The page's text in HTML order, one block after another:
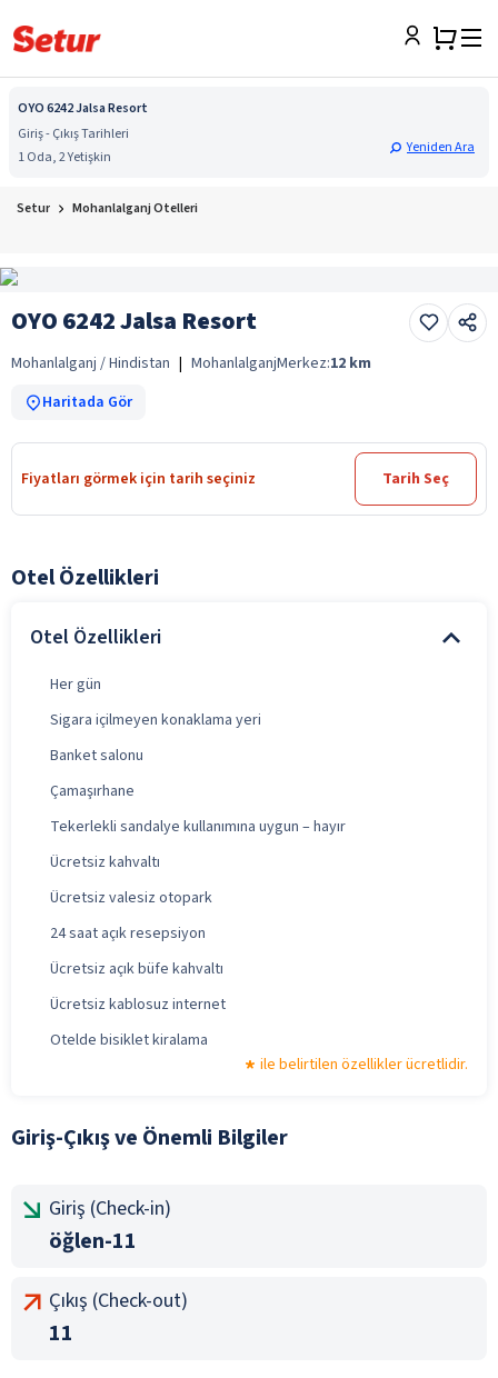
OYO 6242 Jalsa Resort
Giriş - Çıkış Tarihleri
1 Oda, 2 Yetişkin
Yeniden Ara
Setur Mohanlalganj Otelleri
OYO 6242 Jalsa Resort
Mohanlalganj / Hindistan | MohanlalganjMerkez:12 km
Haritada Gör
Fiyatları görmek için tarih seçiniz Tarih Seç
Otel Özellikleri
Otel Özellikleri
Her gün
Sigara içilmeyen konaklama yeri
Banket salonu
Çamaşırhane
Tekerlekli sandalye kullanımına uygun – hayır
Ücretsiz kahvaltı
Ücretsiz valesiz otopark
24 saat açık resepsiyon
Ücretsiz açık büfe kahvaltı
Ücretsiz kablosuz internet
Otelde bisiklet kiralama
ile belirtilen özellikler ücretlidir.
Giriş-Çıkış ve Önemli Bilgiler
Giriş (Check-in)
öğlen-11
Çıkış (Check-out)
11